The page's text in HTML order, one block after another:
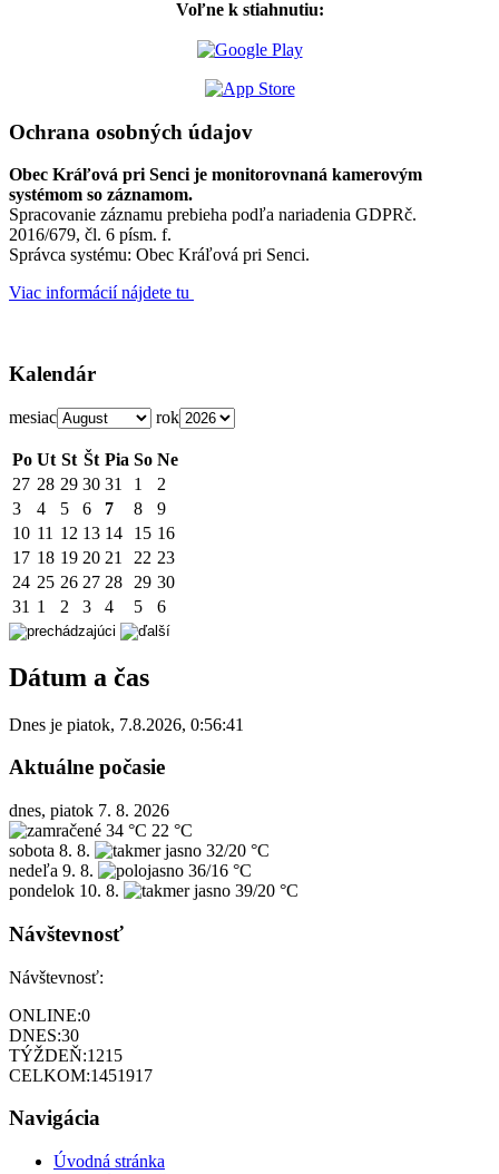
Voľne k stiahnutiu:
Ochrana osobných údajov
Obec Kráľová pri Senci je monitorovnaná kamerovým
systémom so záznamom.
Spracovanie záznamu prebieha podľa nariadenia GDPRč.
2016/679, čl. 6 písm. f.
Správca systému: Obec Kráľová pri Senci.
Viac informácií nájdete tu
Kalendár
mesiac rok
Po Ut St Št Pia So Ne
27 28 29 30 31 1
2
3
4 5 6 7 8
9
10 11 12 13 14 15 16
17 18 19 20 21 22 23
24 25 26 27 28 29 30
31 1 2 3 4 5 6
Dátum a čas
Dnes je piatok, 7.8.2026, 0:56:41
Aktuálne počasie
dnes, piatok 7. 8. 2026
34 °C 22 °C
sobota 8. 8.
32/20 °C
nedeľa 9. 8.
36/16 °C
pondelok 10. 8. 39/20 °C
Návštevnosť
Návštevnosť:
ONLINE:0
DNES:30
TÝŽDEŇ:1215
CELKOM:1451917
Navigácia
Úvodná stránka